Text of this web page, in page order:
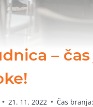
–
21. 11. 2022 Čas branja: